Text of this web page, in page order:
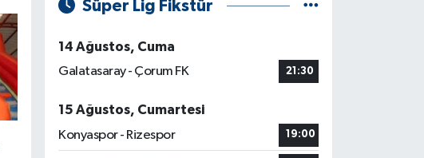
Süper Lig Fikstür
14 Ağustos, Cuma
Galatasaray - Çorum FK
21:30
15 Ağustos, Cumartesi
Konyaspor - Rizespor
19:00